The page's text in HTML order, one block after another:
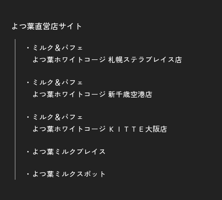
よつ葉直営店サイト
ミルク＆パフェ
よつ葉ホワイトコージ 札幌ステラプレイス店
ミルク＆パフェ
よつ葉ホワイトコージ 新千歳空港店
ミルク＆パフェ
よつ葉ホワイトコージ ＫＩＴＴＥ大阪店
よつ葉ミルクプレイス
よつ葉ミルクスポット